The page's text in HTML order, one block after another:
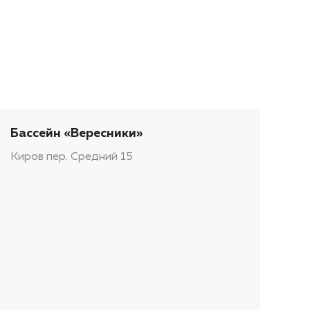
Бассейн «Вересники»
Киров пер. Средний 15